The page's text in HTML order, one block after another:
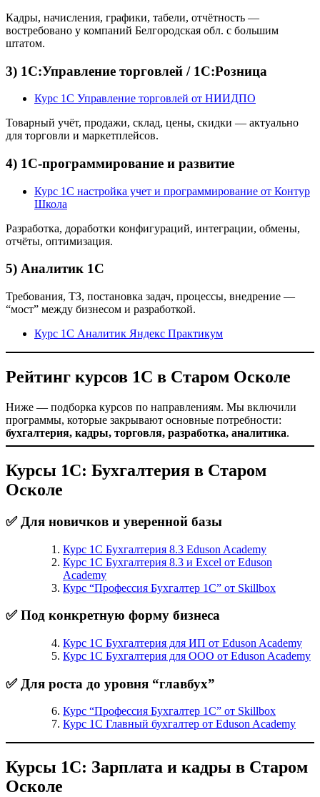
Кадры, начисления, графики, табели, отчётность —
востребовано у компаний Белгородская обл. с большим
штатом.
3) 1С:Управление торговлей / 1С:Розница
Курс 1С Управление торговлей от НИИДПО
Товарный учёт, продажи, склад, цены, скидки — актуально
для торговли и маркетплейсов.
4) 1С-программирование и развитие
Курс 1С настройка учет и программирование от Контур
Школа
Разработка, доработки конфигураций, интеграции, обмены,
отчёты, оптимизация.
5) Аналитик 1С
Требования, ТЗ, постановка задач, процессы, внедрение —
“мост” между бизнесом и разработкой.
Курс 1С Аналитик Яндекс Практикум
Рейтинг курсов 1С в Старом Осколе
Ниже — подборка курсов по направлениям. Мы включили
программы, которые закрывают основные потребности:
бухгалтерия, кадры, торговля, разработка, аналитика.
Курсы 1С: Бухгалтерия в Старом
Осколе
✅ Для новичков и уверенной базы
Курс 1С Бухгалтерия 8.3 Eduson Academy
Курс 1С Бухгалтерия 8.3 и Excel от Eduson
Academy
Курс “Профессия Бухгалтер 1С” от Skillbox
✅ Под конкретную форму бизнеса
Курс 1С Бухгалтерия для ИП от Eduson Academy
Курс 1С Бухгалтерия для ООО от Eduson Academy
✅ Для роста до уровня “главбух”
Курс “Профессия Бухгалтер 1С” от Skillbox
Курс 1С Главный бухгалтер от Eduson Academy
Курсы 1С: Зарплата и кадры в Старом
Осколе